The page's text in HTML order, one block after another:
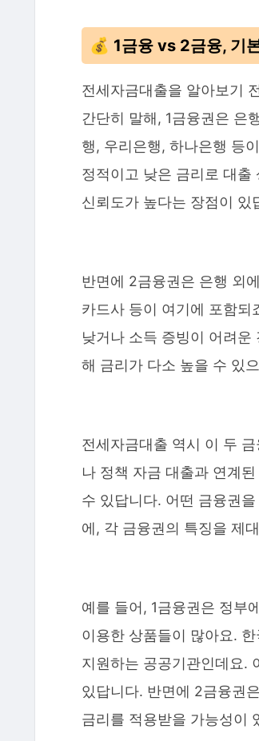
💰 1금융 vs 2금융, 기
전세자금대출을 알아보기
간단히 말해, 1금융권은 은
행, 우리은행, 하나은행 등
정적이고 낮은 금리로 대출
신뢰도가 높다는 장점이 있
반면에 2금융권은 은행 외
카드사 등이 여기에 포함되
낮거나 소득 증빙이 어려운
해 금리가 다소 높을 수 있
전세자금대출 역시 이 두
나 정책 자금 대출과 연계
수 있답니다. 어떤 금융권
에, 각 금융권의 특징을 제
예를 들어, 1금융권은 정부
이용한 상품들이 많아요.
지원하는 공공기관인데요.
있답니다. 반면에 2금융권
금리를 적용받을 가능성이